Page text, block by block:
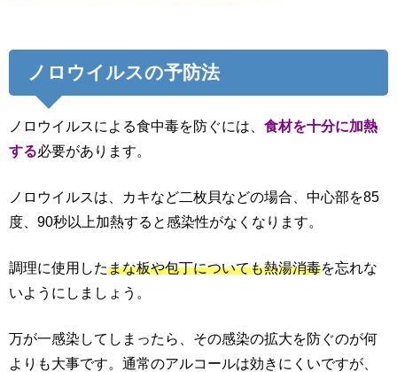
ノロウイルスの予防法
ノロウイルスによる食中毒を防ぐには、 食材を十分に加熱
する必要があります。
ノロウイルスは、カキなど二枚貝などの場合、中心部を85
度、90秒以上加熱すると感染性がなくなります。
調理に使用したまな板や包丁についても熱湯消毒を忘れな
いようにしましょう。
万が一感染してしまったら、その感染の拡大を防ぐのが何
よりも大事です。通常のアルコールは効きにくいですが、